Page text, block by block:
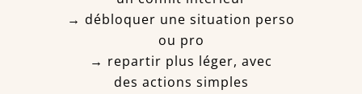
→ débloquer une situation perso
ou pro
→ repartir plus léger, avec
des actions simples